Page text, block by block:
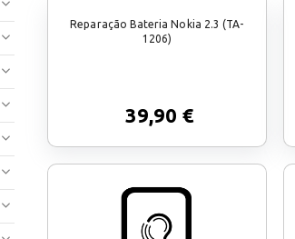
Reparação Bateria Nokia 2.3 (TA-
1206)
39,90 €